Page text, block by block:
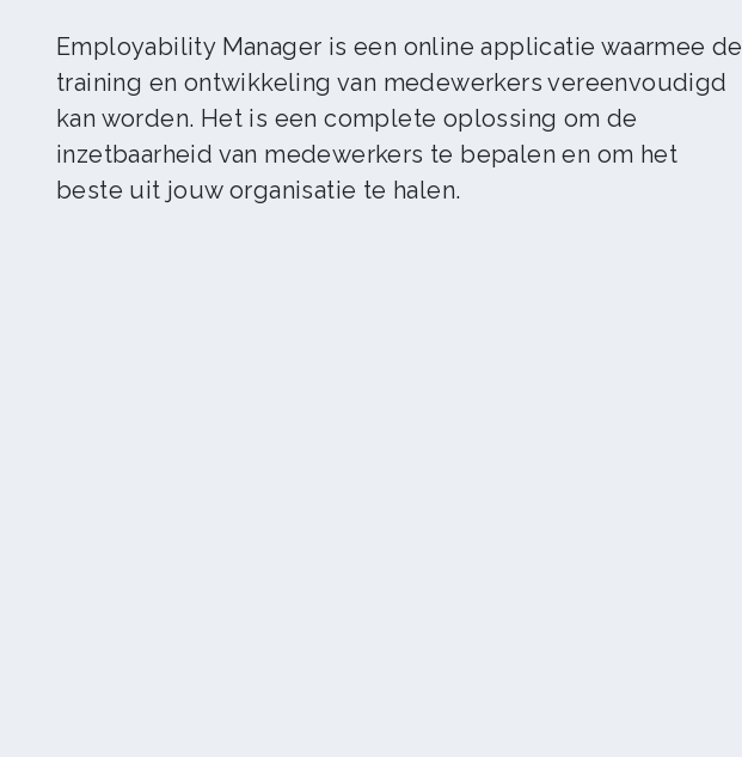
Employability Manager is een online applicatie waarmee de
training en ontwikkeling van medewerkers vereenvoudigd
kan worden. Het is een complete oplossing om de
inzetbaarheid van medewerkers te bepalen en om het
beste uit jouw organisatie te halen.